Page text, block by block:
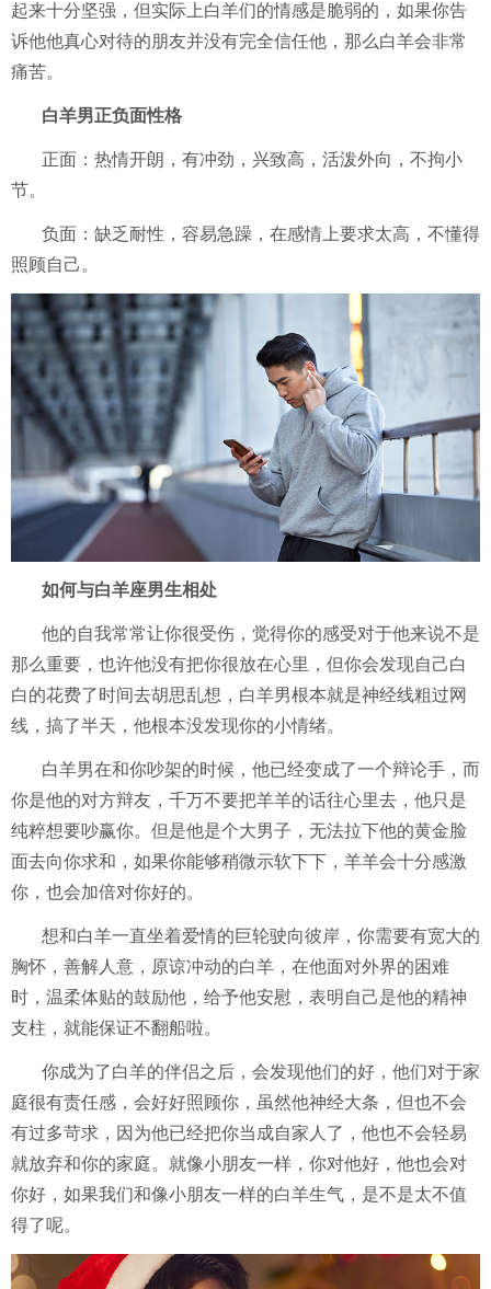
起来十分坚强，但实际上白羊们的情感是脆弱的，如果你告
诉他他真心对待的朋友并没有完全信任他，那么白羊会非常
痛苦。
白羊男正负面性格
正面：热情开朗，有冲劲，兴致高，活泼外向，不拘小
节。
负面：缺乏耐性，容易急躁，在感情上要求太高，不懂得
照顾自己。
如何与白羊座男生相处
他的自我常常让你很受伤，觉得你的感受对于他来说不是
那么重要，也许他没有把你很放在心里，但你会发现自己白
白的花费了时间去胡思乱想，白羊男根本就是神经线粗过网
线，搞了半天，他根本没发现你的小情绪。
白羊男在和你吵架的时候，他已经变成了一个辩论手，而
你是他的对方辩友，千万不要把羊羊的话往心里去，他只是
纯粹想要吵赢你。但是他是个大男子，无法拉下他的黄金脸
面去向你求和，如果你能够稍微示软下下，羊羊会十分感激
你，也会加倍对你好的。
想和白羊一直坐着爱情的巨轮驶向彼岸，你需要有宽大的
胸怀，善解人意，原谅冲动的白羊，在他面对外界的困难
时，温柔体贴的鼓励他，给予他安慰，表明自己是他的精神
支柱，就能保证不翻船啦。
你成为了白羊的伴侣之后，会发现他们的好，他们对于家
庭很有责任感，会好好照顾你，虽然他神经大条，但也不会
有过多苛求，因为他已经把你当成自家人了，他也不会轻易
就放弃和你的家庭。就像小朋友一样，你对他好，他也会对
你好，如果我们和像小朋友一样的白羊生气，是不是太不值
得了呢。